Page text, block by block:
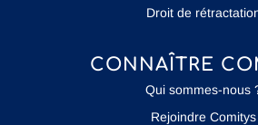
Droit de
CONNAÎTRE
Qui sommes-nous
Rejoindre Comitys